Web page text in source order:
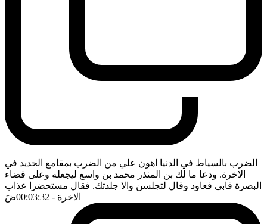
الضرب بالسياط في الدنيا اهون علي من الضرب بمقامع الحديد في
الاخرة. ودعا ما لك بن المنذر محمد بن واسع ليجعله وعلى قضاء
البصرة فابى فعاود وقال لتجلسن والا جلدتك. فقال مستحضرا عذاب
الاخرة - 00:03:32 ضَ